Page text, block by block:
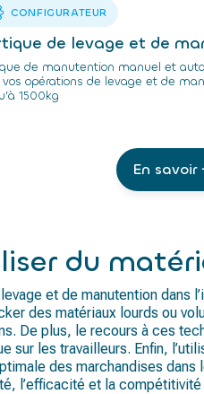
CONFIGURATEUR
de levage et de
de manutention manuel et
vos opérations de levage et de
1500kg
En savoir
du
et de manutention
des matériaux lourds ou
De plus, le recours à ces
sur les travailleurs. Enfin,
des marchandises
l’efficacité et la